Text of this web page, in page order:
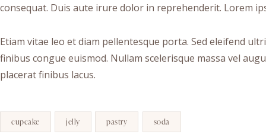
consequat. Duis aute irure dolor in reprehenderit. Lorem
Etiam vitae leo et diam pellentesque porta. Sed eleifend
finibus congue euismod. Nullam scelerisque massa vel
placerat finibus lacus.
cupcake jelly pastry soda